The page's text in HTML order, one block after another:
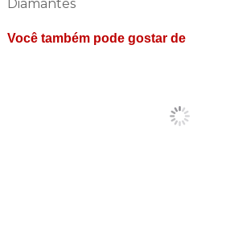
Diamantes
Você também pode gostar de